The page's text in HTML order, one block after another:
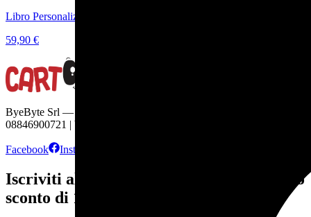
Libro Personalizzato di Coppia per Storia d'Amore
59,90 €
ByeByte Srl — Viale Europa, 22 — 70132 Bari | C.F. e P.IVA
08846900721 | byebyte@pec-amt.com | R.E.A. BA - 654296
Facebook Instagram
Iscriviti alla newsletter e ricevi subito uno
sconto di 10€